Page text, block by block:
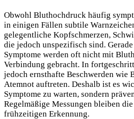
Obwohl Bluthochdruck häufig
in einigen Fällen subtile
gelegentliche Kopfschmerzen,
die jedoch unspezifisch sind.
Symptome werden oft nicht mit
Verbindung gebracht. In
jedoch ernsthafte Beschwerden wie
Atemnot auftreten. Deshalb ist es
Symptome zu warten, sondern
Regelmäßige Messungen bleiben
frühzeitigen Erkennung.